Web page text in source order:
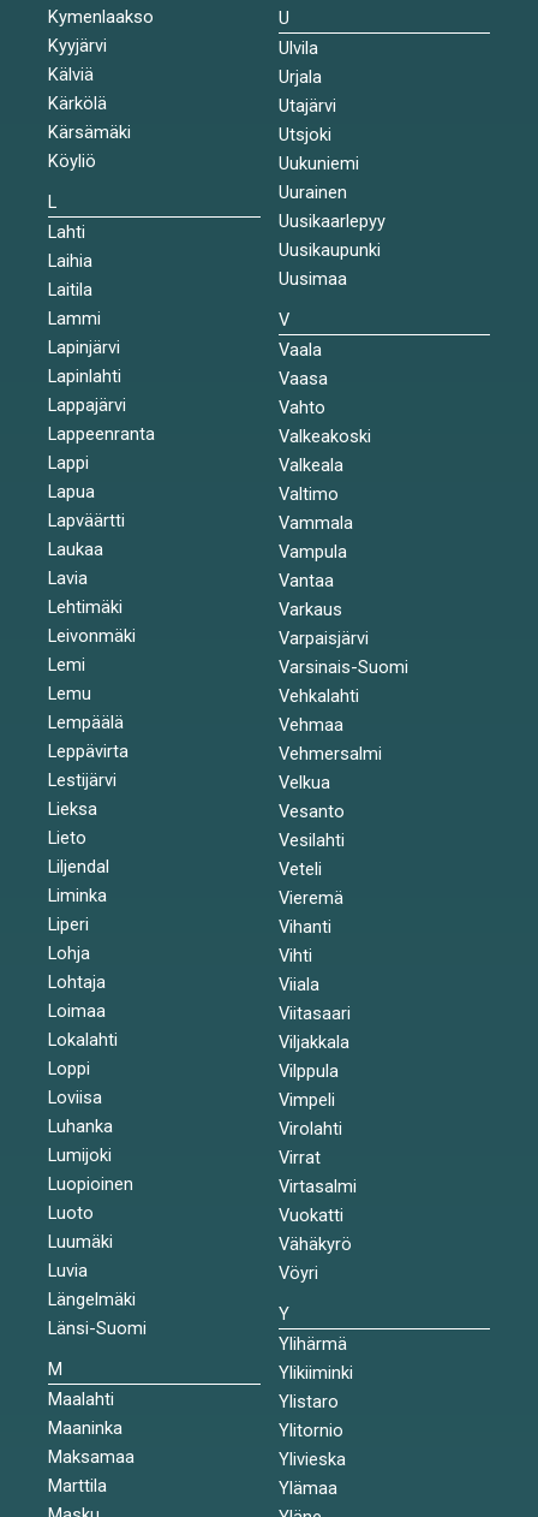
Kymenlaakso
Kyyjärvi
Kälviä
Kärkölä
Kärsämäki
Köyliö
L
Lahti
Laihia
Laitila
Lammi
Lapinjärvi
Lapinlahti
Lappajärvi
Lappeenranta
Lappi
Lapua
Lapväärtti
Laukaa
Lavia
Lehtimäki
Leivonmäki
Lemi
Lemu
Lempäälä
Leppävirta
Lestijärvi
Lieksa
Lieto
Liljendal
Liminka
Liperi
Lohja
Lohtaja
Loimaa
Lokalahti
Loppi
Loviisa
Luhanka
Lumijoki
Luopioinen
Luoto
Luumäki
Luvia
Längelmäki
Länsi-Suomi
M
Maalahti
Maaninka
Maksamaa
Marttila
U
Ulvila
Urjala
Utajärvi
Utsjoki
Uukuniemi
Uurainen
Uusikaarlepyy
Uusikaupunki
Uusimaa
V
Vaala
Vaasa
Vahto
Valkeakoski
Valkeala
Valtimo
Vammala
Vampula
Vantaa
Varkaus
Varpaisjärvi
Varsinais-Suomi
Vehkalahti
Vehmaa
Vehmersalmi
Velkua
Vesanto
Vesilahti
Veteli
Vieremä
Vihanti
Vihti
Viiala
Viitasaari
Viljakkala
Vilppula
Vimpeli
Virolahti
Virrat
Virtasalmi
Vuokatti
Vähäkyrö
Vöyri
Y
Ylihärmä
Ylikiiminki
Ylistaro
Ylitornio
Ylivieska
Ylämaa